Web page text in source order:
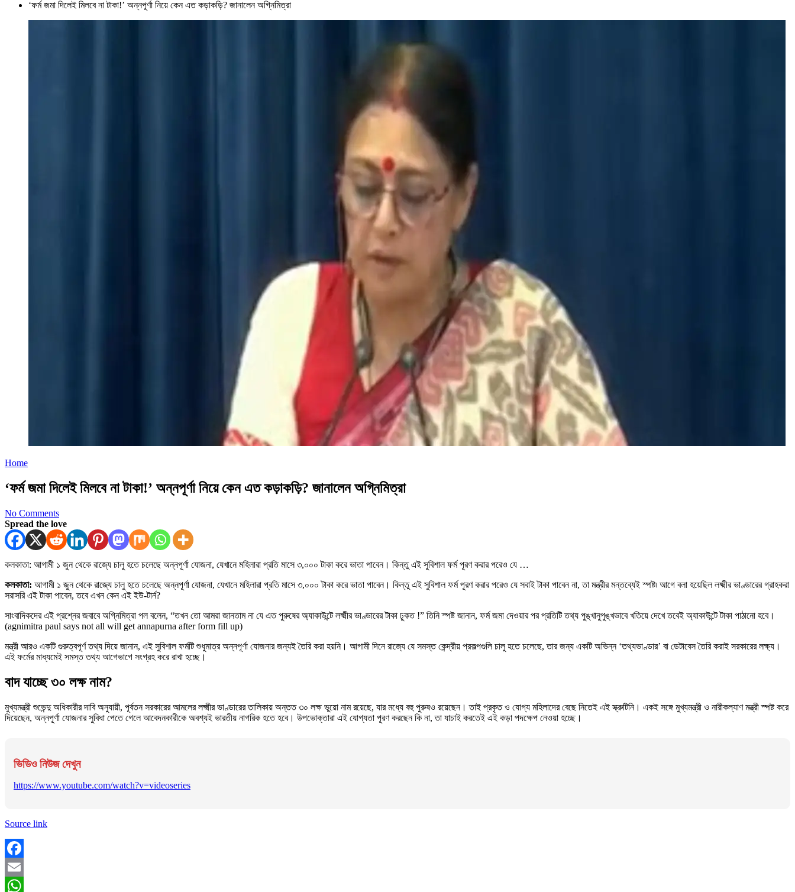
‘ফর্ম জমা দিলেই মিলবে না টাকা!’ অন্নপূর্ণা নিয়ে কেন এত কড়াকড়ি? জানালেন অগ্নিমিত্রা
Home
‘ফর্ম জমা দিলেই মিলবে না টাকা!’ অন্নপূর্ণা নিয়ে কেন এত কড়াকড়ি? জানালেন অগ্নিমিত্রা
No Comments
Spread the love
কলকাতা: আগামী ১ জুন থেকে রাজ্যে চালু হতে চলেছে অন্নপূর্ণা যোজনা, যেখানে মহিলারা প্রতি মাসে ৩,০০০ টাকা করে ভাতা পাবেন। কিন্তু এই সুবিশাল ফর্ম পূরণ করার পরেও যে …
কলকাতা: আগামী ১ জুন থেকে রাজ্যে চালু হতে চলেছে অন্নপূর্ণা যোজনা, যেখানে মহিলারা প্রতি মাসে ৩,০০০ টাকা করে ভাতা পাবেন। কিন্তু এই সুবিশাল ফর্ম পূরণ করার পরেও যে সবাই টাকা পাবেন না, তা মন্ত্রীর মন্তব্যেই স্পষ্ট৷ আগে বলা হয়েছিল লক্ষ্মীর ভাণ্ডারের গ্রাহকরা
সরাসরি এই টাকা পাবেন, তবে এখন কেন এই ইউ-টার্ন?
সাংবাদিকদের এই প্রশ্নের জবাবে অগ্নিমিত্রা পল বলেন, “তখন তো আমরা জানতাম না যে এত পুরুষের অ্যাকাউন্টে লক্ষ্মীর ভাণ্ডারের টাকা ঢুকত !” তিনি স্পষ্ট জানান, ফর্ম জমা দেওয়ার পর প্রতিটি তথ্য পুঙ্খানুপুঙ্খভাবে খতিয়ে দেখে তবেই অ্যাকাউন্টে টাকা পাঠানো হবে।
(agnimitra paul says not all will get annapurna after form fill up)
মন্ত্রী আরও একটি গুরুত্বপূর্ণ তথ্য দিয়ে জানান, এই সুবিশাল ফর্মটি শুধুমাত্র অন্নপূর্ণা যোজনার জন্যই তৈরি করা হয়নি। আগামী দিনে রাজ্যে যে সমস্ত কেন্দ্রীয় প্রকল্পগুলি চালু হতে চলেছে, তার জন্য একটি অভিন্ন ‘তথ্যভাণ্ডার’ বা ডেটাবেস তৈরি করাই সরকারের লক্ষ্য।
এই ফর্মের মাধ্যমেই সমস্ত তথ্য আগেভাগে সংগ্রহ করে রাখা হচ্ছে।
বাদ যাচ্ছে ৩০ লক্ষ নাম?
মুখ্যমন্ত্রী শুভেন্দু অধিকারীর দাবি অনুযায়ী, পূর্বতন সরকারের আমলের লক্ষ্মীর ভাণ্ডারের তালিকায় অন্তত ৩০ লক্ষ ভুয়ো নাম রয়েছে, যার মধ্যে বহু পুরুষও রয়েছেন। তাই প্রকৃত ও যোগ্য মহিলাদের বেছে নিতেই এই স্ক্রুটিনি। একই সঙ্গে মুখ্যমন্ত্রী ও নারীকল্যাণ মন্ত্রী স্পষ্ট করে
দিয়েছেন, অন্নপূর্ণা যোজনার সুবিধা পেতে গেলে আবেদনকারীকে অবশ্যই ভারতীয় নাগরিক হতে হবে। উপভোক্তারা এই যোগ্যতা পূরণ করছেন কি না, তা যাচাই করতেই এই কড়া পদক্ষেপ নেওয়া হচ্ছে।
ভিডিও নিউজ দেখুন
https://www.youtube.com/watch?v=videoseries
Source link
Facebook
Email